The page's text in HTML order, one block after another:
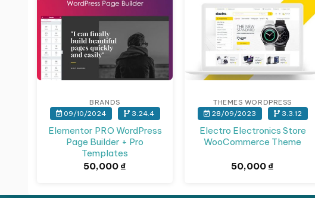
BRANDS
09/10/2024 3.24.4
Elementor PRO WordPress
Page Builder + Pro
Templates
50,000 ₫
THEMES WORDPRESS
28/09/2023 3.3.12
Electro Electronics Store
WooCommerce Theme
50,000 ₫